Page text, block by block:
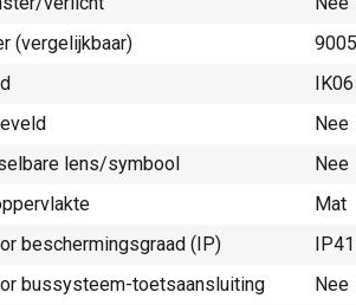
(vergelijkbaar)
9005
IK06
Nee
lens/symbool
Nee
Mat
beschermingsgraad (IP)
IP41
bussysteem-toetsaansluiting
Nee